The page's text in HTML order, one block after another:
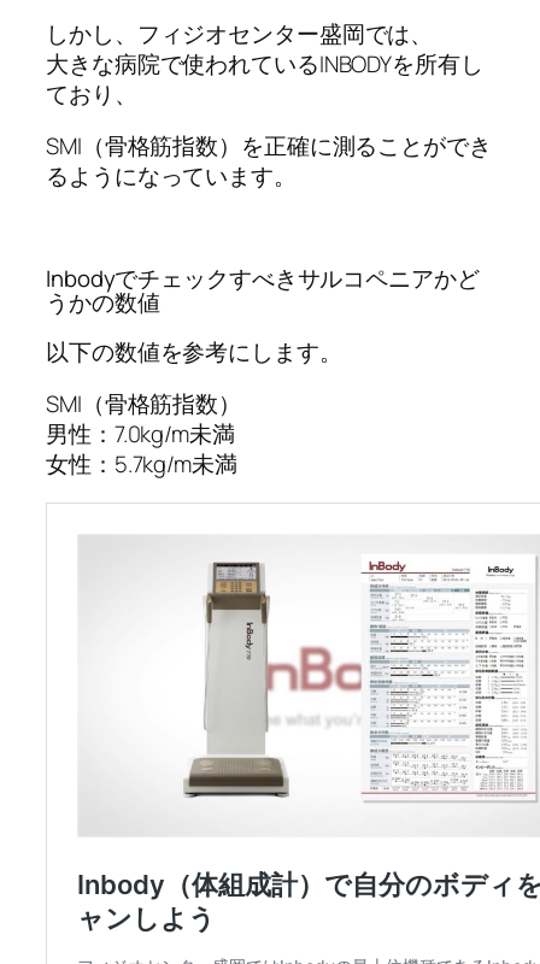
しかし、フィジオセンター盛岡では、
大きな病院で使われているINBODYを所有し
ており、
SMI（骨格筋指数）を正確に測ることができ
るようになっています。
Inbodyでチェックすべきサルコペニアかど
うかの数値
以下の数値を参考にします。
SMI（骨格筋指数）
男性：7.0kg/m未満
女性：5.7kg/m未満